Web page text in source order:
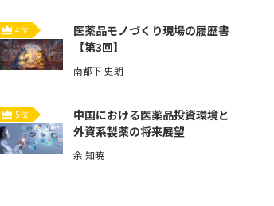
4位
医薬品モノづくり現場の履歴書
【第3回】
南都下 史朗
5位
中国における医薬品投資環境と
外資系製薬の将来展望
余 知暁